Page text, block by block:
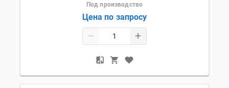
Под производство
Цена по запросу